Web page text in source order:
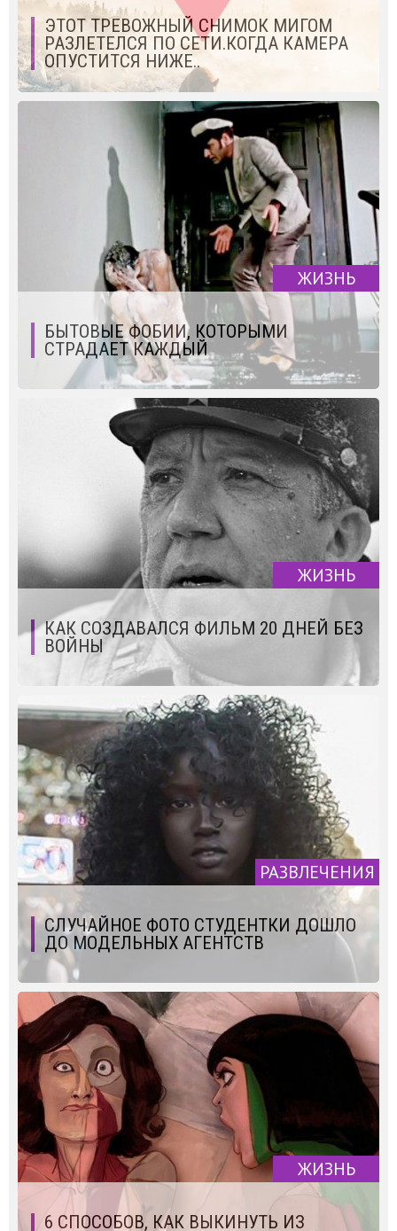
ЭТОТ ТРЕВОЖНЫЙ СНИМОК МИГОМ
РАЗЛЕТЕЛСЯ ПО СЕТИ.КОГДА КАМЕРА
ОПУСТИТСЯ НИЖЕ..
ЖИЗНЬ
БЫТОВЫЕ ФОБИИ, КОТОРЫМИ
СТРАДАЕТ КАЖДЫЙ
ЖИЗНЬ
КАК СОЗДАВАЛСЯ ФИЛЬМ 20 ДНЕЙ БЕЗ
ВОЙНЫ
РАЗВЛЕЧЕНИЯ
СЛУЧАЙНОЕ ФОТО СТУДЕНТКИ ДОШЛО
ДО МОДЕЛЬНЫХ АГЕНТСТВ
ЖИЗНЬ
6 СПОСОБОВ, КАК ВЫКИНУТЬ ИЗ